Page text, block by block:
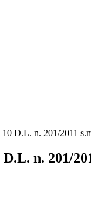
D.L. n. 201/2011
n. 201/